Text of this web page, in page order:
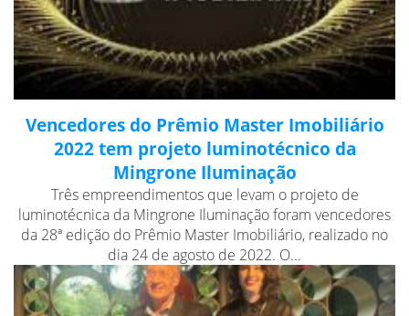
Vencedores do Prêmio Master Imobiliário
2022 tem projeto luminotécnico da
Mingrone Iluminação
Três empreendimentos que levam o projeto de
luminotécnica da Mingrone Iluminação foram vencedores
da 28ª edição do Prêmio Master Imobiliário, realizado no
dia 24 de agosto de 2022. O...